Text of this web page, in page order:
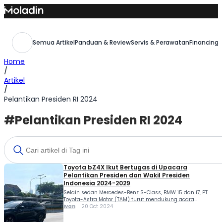
Skip
to
Semua ArtikelPanduan & ReviewServis & Perawatan
Home
/
Artikel
/
Pelantikan Presiden RI 2024
#Pelantikan Presiden RI 2024
Toyota bZ4X Ikut Bertugas di Upacara
Pelantikan Presiden dan Wakil Presiden
Indonesia 2024-2029
Selain sedan Mercedes-Benz S-Class, BMW i5 dan i7, PT
Toyota-Astra Motor (TAM) turut mendukung acara
kenegaraan Pemerintah Republik Indonesia dengan
Ivan 20 Oct 2024